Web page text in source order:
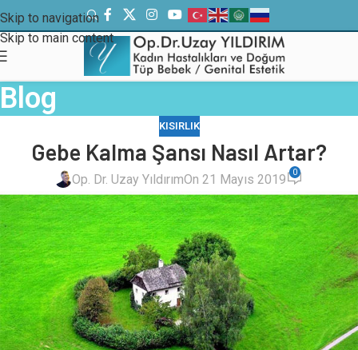
Skip to navigation
Skip to main content
Blog
KISIRLIK
Gebe Kalma Şansı Nasıl Artar?
Op. Dr. Uzay YıldırımOn 21 Mayıs 2019 0